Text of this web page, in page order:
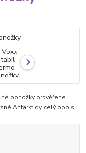
ponožky prověřené
Antarktidy. celý popis